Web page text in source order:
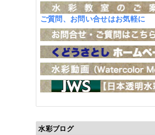
ご質問、お問い合せはお気軽に
水彩ブログ